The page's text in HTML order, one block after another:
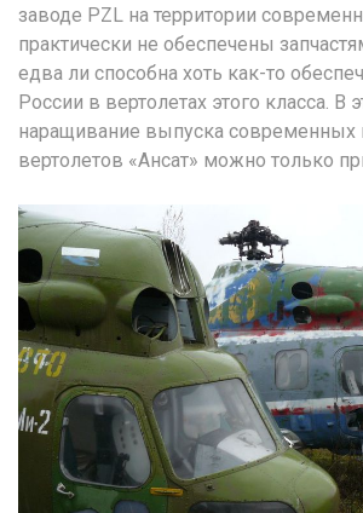
заводе PZL на территории
практически не обеспечены
едва ли способна хоть как-то
России в вертолетах этого класса. В
наращивание выпуска современных
вертолетов «Ансат» можно только